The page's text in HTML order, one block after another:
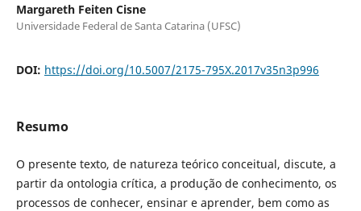
Margareth Feiten Cisne
Universidade Federal de Santa Catarina (UFSC)
DOI: https://doi.org/10.5007/2175-795X.2017v35n3p996
Resumo
O presente texto, de natureza teórico conceitual, discute, a
partir da ontologia crítica, a produção de conhecimento, os
processos de conhecer, ensinar e aprender, bem como as